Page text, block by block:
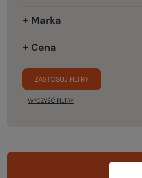
Marka
Cena
ZASTOSUJ FILTRY
WYCZYŚĆ FILTRY